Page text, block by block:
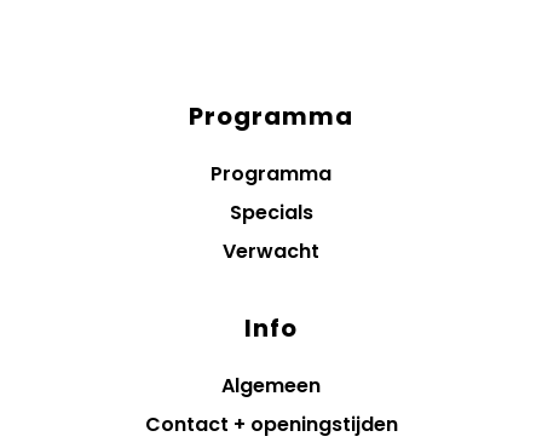
Programma
Programma
Specials
Verwacht
Info
Algemeen
Contact + openingstijden